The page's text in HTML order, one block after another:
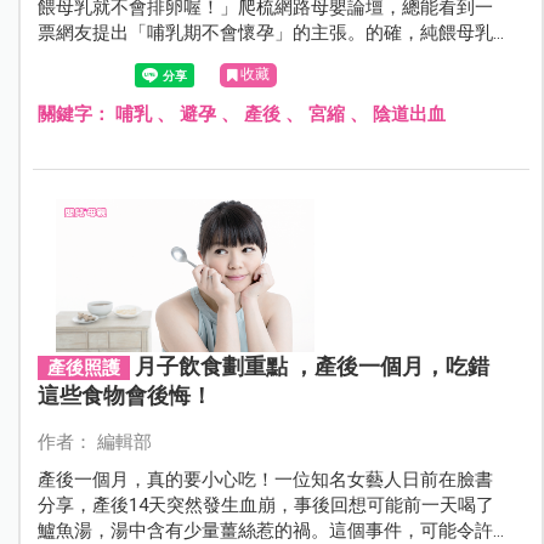
餵母乳就不會排卵喔！」爬梳網路母嬰論壇，總能看到一
票網友提出「哺乳期不會懷孕」的主張。的確，純餵母乳
的人有高達98%的機率不會懷孕，但如果邊餵母乳邊餵配方
奶，或有一搭沒一搭地餵母乳，就可能在哺乳期愛愛時二
度中獎。不想這麼快又懷孕的媽咪，最好乖乖做好安全措
收藏
關鍵字： 哺乳、 避孕、 產後、 宮縮、 陰道出血
產後照護
月子飲食劃重點 ，產後一個月，吃錯
這些食物會後悔！
作者： 編輯部
產後一個月，真的要小心吃！一位知名女藝人日前在臉書
分享，產後14天突然發生血崩，事後回想可能前一天喝了
鱸魚湯，湯中含有少量薑絲惹的禍。這個事件，可能令許